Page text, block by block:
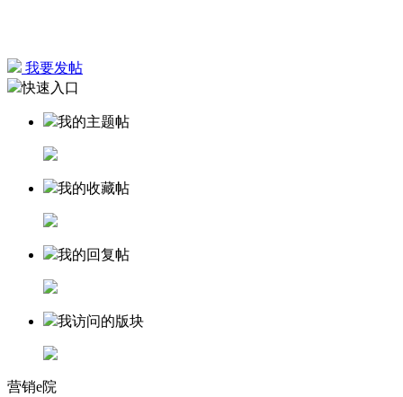
我要发帖
快速入口
我的主题帖
我的收藏帖
我的回复帖
我访问的版块
营销e院